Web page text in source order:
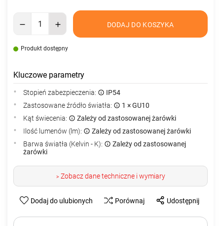
DODAJ DO KOSZYKA
Produkt dostępny
Kluczowe parametry
Stopień zabezpieczenia:
IP54
Zastosowane źródło światła:
1 × GU10
Kąt świecenia:
Zależy od zastosowanej żarówki
Ilość lumenów (lm):
Zależy od zastosowanej żarówki
Barwa światła (Kelvin - K):
Zależy od zastosowanej
żarówki
>Zobacz dane techniczne i wymiary
Dodaj do ulubionych Porównaj Udostępnij